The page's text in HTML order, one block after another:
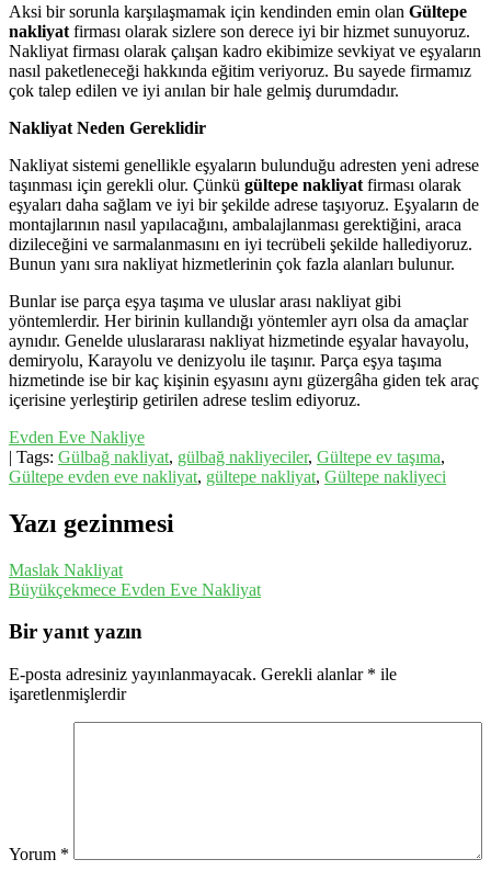
Aksi bir sorunla karşılaşmamak için kendinden emin olan Gültepe
nakliyat firması olarak sizlere son derece iyi bir hizmet sunuyoruz.
Nakliyat firması olarak çalışan kadro ekibimize sevkiyat ve eşyaların
nasıl paketleneceği hakkında eğitim veriyoruz. Bu sayede firmamız
çok talep edilen ve iyi anılan bir hale gelmiş durumdadır.
Nakliyat Neden Gereklidir
Nakliyat sistemi genellikle eşyaların bulunduğu adresten yeni adrese
taşınması için gerekli olur. Çünkü gültepe nakliyat firması olarak
eşyaları daha sağlam ve iyi bir şekilde adrese taşıyoruz. Eşyaların de
montajlarının nasıl yapılacağını, ambalajlanması gerektiğini, araca
dizileceğini ve sarmalanmasını en iyi tecrübeli şekilde hallediyoruz.
Bunun yanı sıra nakliyat hizmetlerinin çok fazla alanları bulunur.
Bunlar ise parça eşya taşıma ve uluslar arası nakliyat gibi
yöntemlerdir. Her birinin kullandığı yöntemler ayrı olsa da amaçlar
aynıdır. Genelde uluslararası nakliyat hizmetinde eşyalar havayolu,
demiryolu, Karayolu ve denizyolu ile taşınır. Parça eşya taşıma
hizmetinde ise bir kaç kişinin eşyasını aynı güzergâha giden tek araç
içerisine yerleştirip getirilen adrese teslim ediyoruz.
Evden Eve Nakliye
| Tags: Gülbağ nakliyat, gülbağ nakliyeciler, Gültepe ev taşıma,
Gültepe evden eve nakliyat, gültepe nakliyat, Gültepe nakliyeci
Yazı gezinmesi
Maslak Nakliyat
Büyükçekmece Evden Eve Nakliyat
Bir yanıt yazın
E-posta adresiniz yayınlanmayacak. Gerekli alanlar * ile
işaretlenmişlerdir
Yorum *